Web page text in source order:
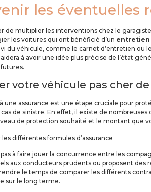
les éventuelles
de multiplier les interventions chez le
les voitures qui ont bénéficié d’un entretien
du véhicule, comme le carnet d’entretien ou
à avoir une idée plus précise de l’état
votre véhicule pas cher
une assurance est une étape cruciale pour
de sinistre. En effet, il existe de
de protection souhaité et le montant que
différentes formules d’assurance
à faire jouer la concurrence entre les
aux conducteurs prudents ou proposent des
le temps de comparer les différents
sur le long terme.